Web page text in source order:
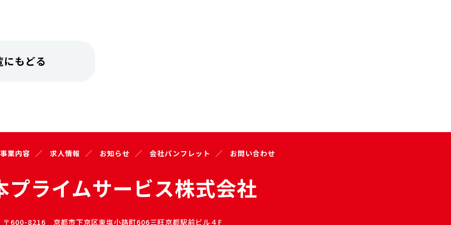
にもどる
事業内容 求人情報 お知らせ 会社パンフレット お問い合わせ
プライムサービス株式会社
〒600-8216 京都市下京区東塩小路町606三旺京都駅前ビル４F